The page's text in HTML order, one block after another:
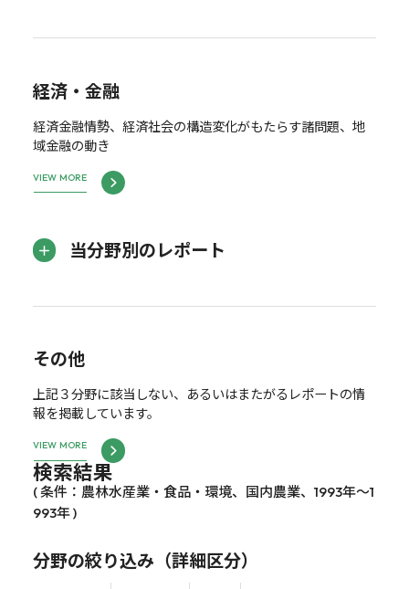
経済・金融
経済金融情勢、経済社会の構造変化がもたらす諸問題、地
域金融の動き
VIEW MORE
当分野別のレポート
その他
上記３分野に該当しない、あるいはまたがるレポートの情
報を掲載しています。
VIEW MORE
検索結果
( 条件：農林水産業・食品・環境、国内農業、1993年～1
993年 )
分野の絞り込み（詳細区分）